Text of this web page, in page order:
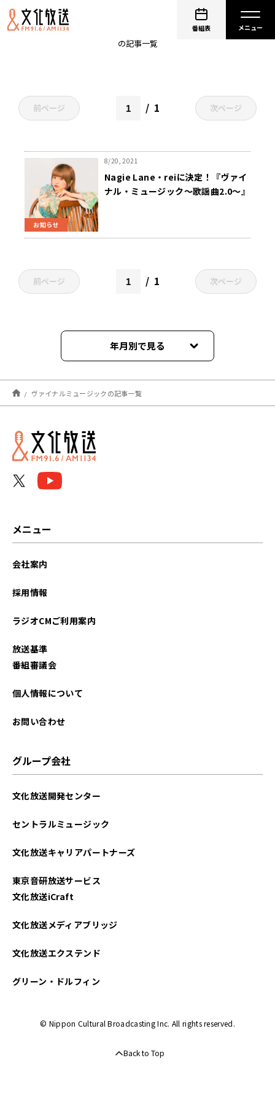
番組表
ヴァイナルミュージック
の記事一覧
前ページ 1 次ページ
お知らせ
8/20, 2021
Nagie Lane・reiに決定！『ヴァイ
ナル・ミュージック～歌謡曲2.0～』
前ページ 1 次ページ
年月別で見る
2024年02月
2022年08月
2021年11月
ヴァイナルミュージックの記事一覧
メニュー
会社案内
採用情報
ラジオCMご利用案内
放送基準
番組審議会
個人情報について
お問い合わせ
グループ会社
文化放送開発センター
セントラルミュージック
文化放送キャリアパートナーズ
東京音研放送サービス
文化放送iCraft
文化放送メディアブリッジ
文化放送エクステンド
グリーン・ドルフィン
© Nippon Cultural Broadcasting Inc. All rights reserved.
Back to Top